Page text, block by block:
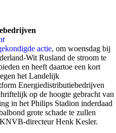
actie, om woensdag bij
Wit Rusland de stroom te
en heeft daartoe een kort
het Landelijk
Energiedistributiebedrijven
op de hoogte gebracht van
in het Philips Stadion inderdaad
grote schade te zullen
directeur Henk Kesler.